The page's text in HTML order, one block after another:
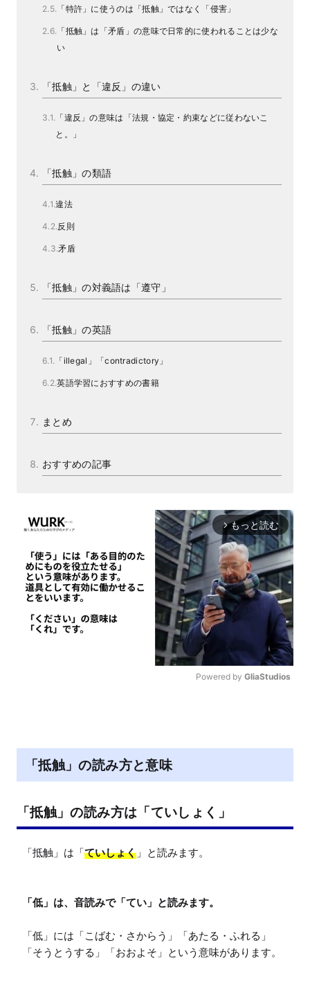
「特許」に使うのは「抵触」ではなく「侵害」
「抵触」は「矛盾」の意味で日常的に使われることは少な
い
「抵触」と「違反」の違い
「違反」の意味は「法規・協定・約束などに従わないこ
と。」
「抵触」の類語
違法
反則
矛盾
「抵触」の対義語は「遵守」
「抵触」の英語
「illegal」「contradictory」
英語学習におすすめの書籍
まとめ
おすすめの記事
arrow_forward_ios もっと読む
Powered by GliaStudios
「抵触」の読み方と意味
「抵触」の読み方は「ていしょく」
「抵触」は「ていしょく 」と読みます。
「低」は、音読みで「てい」と読みます。
「低」には「こばむ・さからう」「あたる・ふれる」
「そうとうする」「おおよそ」という意味があります。